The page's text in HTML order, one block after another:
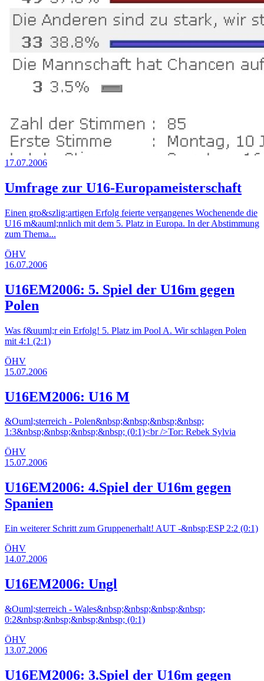
17.07.2006
Umfrage zur U16-Europameisterschaft
Einen gro&szlig;artigen Erfolg feierte vergangenes Wochenende die
U16 m&auml;nnlich mit dem 5. Platz in Europa. In der Abstimmung
zum Thema...
ÖHV
16.07.2006
U16EM2006: 5. Spiel der U16m gegen
Polen
Was f&uuml;r ein Erfolg! 5. Platz im Pool A. Wir schlagen Polen
mit 4:1 (2:1)
ÖHV
15.07.2006
U16EM2006: U16 M
&Ouml;sterreich - Polen&nbsp;&nbsp;&nbsp;&nbsp;
1:3&nbsp;&nbsp;&nbsp;&nbsp; (0:1)<br />Tor: Rebek Sylvia
ÖHV
15.07.2006
U16EM2006: 4.Spiel der U16m gegen
Spanien
Ein weiterer Schritt zum Gruppenerhalt! AUT -&nbsp;ESP 2:2 (0:1)
ÖHV
14.07.2006
U16EM2006: Ungl
&Ouml;sterreich - Wales&nbsp;&nbsp;&nbsp;&nbsp;
0:2&nbsp;&nbsp;&nbsp;&nbsp; (0:1)
ÖHV
13.07.2006
U16EM2006: 3.Spiel der U16m gegen